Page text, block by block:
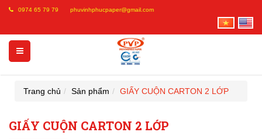
0974 65 79 79 phuvinhphucpaper@gmail.com
Trang chủ Sản phẩm GIẤY CUỘN CARTON 2 LỚP
GIẤY CUỘN CARTON 2 LỚP